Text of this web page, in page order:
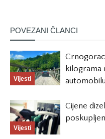
POVEZANI ČLANCI
Vijesti
kilograma
automobilu
Vijesti
Cijene